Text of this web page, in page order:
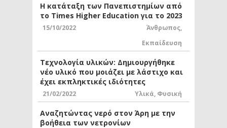
Η κατάταξη των Πανεπιστημίων από
το Times Higher Education για το 2023
15/10/2022 Άνθρωπος,
Εκπαίδευση
Τεχνολογία υλικών: Δημιουργήθηκε
νέο υλικό που μοιάζει με λάστιχο και
έχει εκπληκτικές ιδιότητες
21/02/2022 Υλικά, Φυσική
Αναζητώντας νερό στον Άρη με την
βοήθεια των νετρονίων